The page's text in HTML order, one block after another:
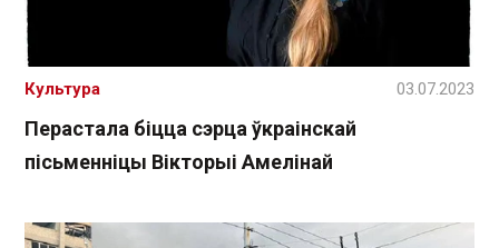
Перастала біцца сэрца ўкраінскай
пісьменніцы Вікторыі Амелінай
Культура 03.07.2023